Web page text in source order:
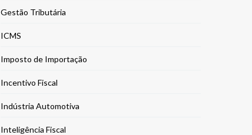
Gestão Tributária
ICMS
Imposto de Importação
Incentivo Fiscal
Indústria Automotiva
Inteligência Fiscal